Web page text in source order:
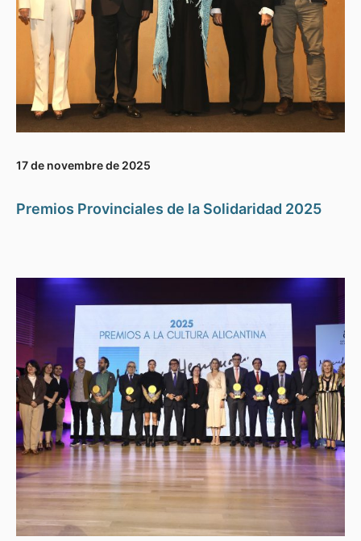
17 de novembre de 2025
Premios Provinciales de la Solidaridad 2025